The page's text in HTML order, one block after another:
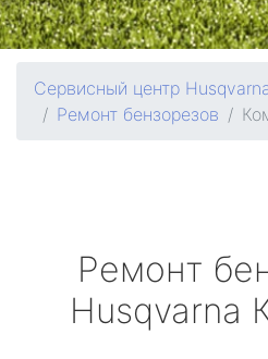
Сервисный центр
Ремонт бензорезов
Ремонт
Husqvarna